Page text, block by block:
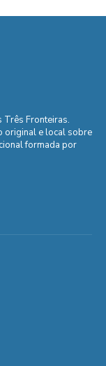
Três Fronteiras.
original e local sobre
formada por